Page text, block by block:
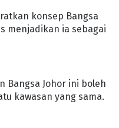
konsep Bangsa
menjadikan ia sebagai
Bangsa Johor ini boleh
kawasan yang sama.